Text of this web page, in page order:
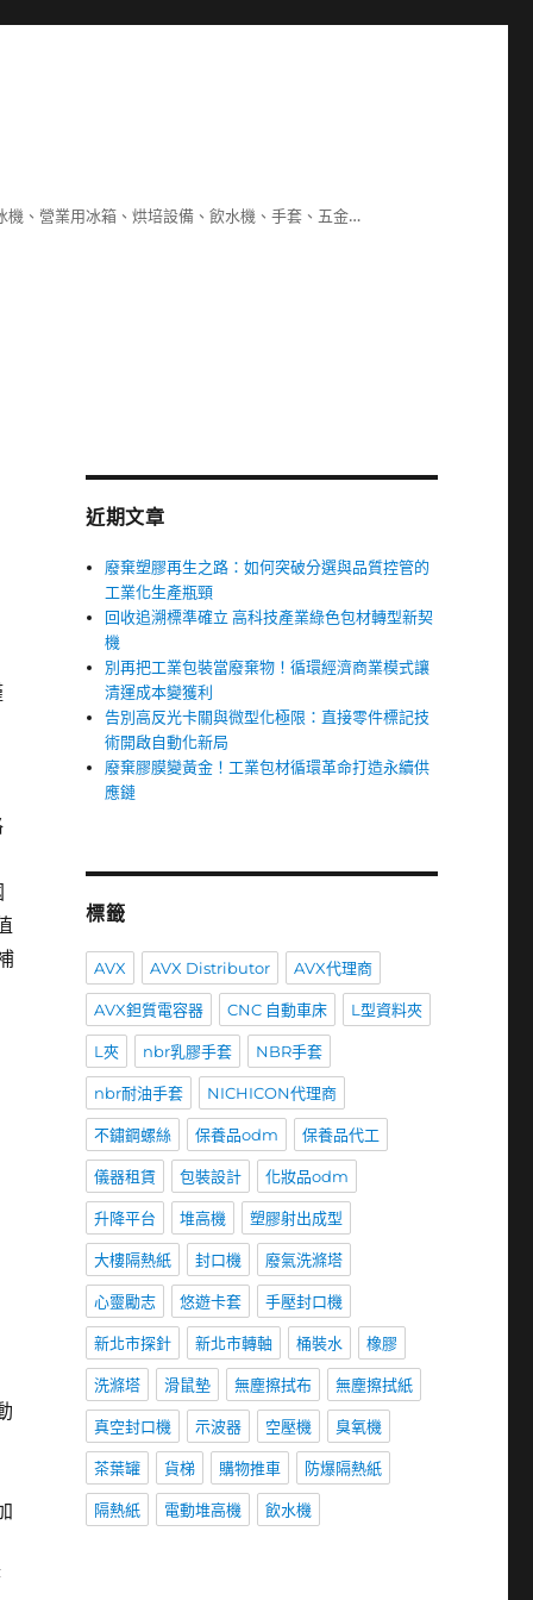
、營業用冰箱、烘培設備、飲水機、手套、五金…
近期文章
廢棄塑膠再生之路：如何突破分選與品質控管的
工業化生產瓶頸
回收追溯標準確立 高科技產業綠色包材轉型新契
機
別再把工業包裝當廢棄物！循環經濟商業模式讓
清運成本變獲利
告別高反光卡關與微型化極限：直接零件標記技
術開啟自動化新局
廢棄膠膜變黃金！工業包材循環革命打造永續供
應鏈
標籤
AVX AVX Distributor AVX代理商
AVX鉭質電容器 CNC 自動車床 L型資料夾
L夾 nbr乳膠手套 NBR手套
nbr耐油手套 NICHICON代理商
不鏽鋼螺絲 保養品odm 保養品代工
儀器租賃 包裝設計 化妝品odm
升降平台 堆高機 塑膠射出成型
大樓隔熱紙 封口機 廢氣洗滌塔
心靈勵志 悠遊卡套 手壓封口機
新北市探針 新北市轉軸 桶裝水 橡膠
洗滌塔 滑鼠墊 無塵擦拭布 無塵擦拭紙
真空封口機 示波器 空壓機 臭氧機
茶葉罐 貨梯 購物推車 防爆隔熱紙
隔熱紙 電動堆高機 飲水機